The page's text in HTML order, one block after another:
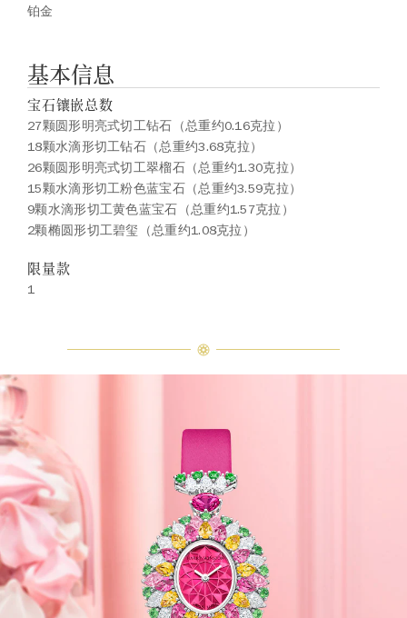
铂金
基本信息
宝石镶嵌总数
27颗圆形明亮式切工钻石（总重约0.16克拉）
18颗水滴形切工钻石（总重约3.68克拉）
26颗圆形明亮式切工翠榴石（总重约1.30克拉）
15颗水滴形切工粉色蓝宝石（总重约3.59克拉）
9颗水滴形切工黄色蓝宝石（总重约1.57克拉）
2颗椭圆形切工碧玺（总重约1.08克拉）
限量款
1